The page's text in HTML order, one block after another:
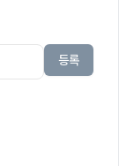
등록